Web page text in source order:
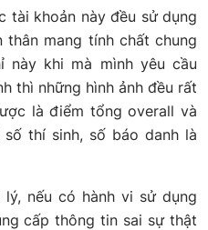
tài khoản này đều sử dụng
mang tính chất chung
này khi mà mình yêu cầu
thì những hình ảnh đều rất
là điểm tổng overall và
thí sinh, số báo danh là
nếu có hành vi sử dụng
cấp thông tin sai sự thật